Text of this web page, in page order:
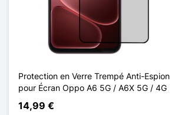
Protection en Verre Trempé Anti-Espion
pour Écran Oppo A6 5G / A6X 5G / 4G
14,99 €